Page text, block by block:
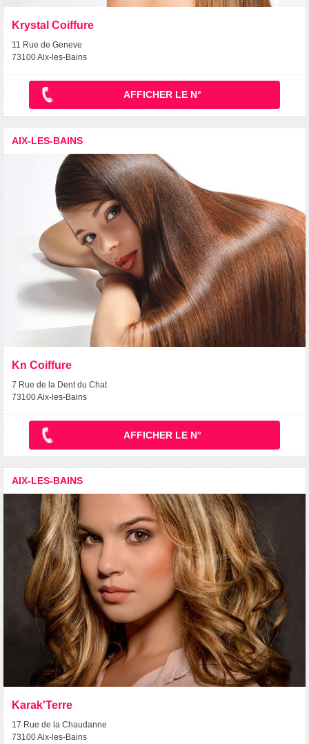
Krystal Coiffure
11 Rue de Geneve
73100 Aix-les-Bains
AFFICHER LE N°
AIX-LES-BAINS
Kn Coiffure
7 Rue de la Dent du Chat
73100 Aix-les-Bains
AFFICHER LE N°
AIX-LES-BAINS
Karak'Terre
17 Rue de la Chaudanne
73100 Aix-les-Bains